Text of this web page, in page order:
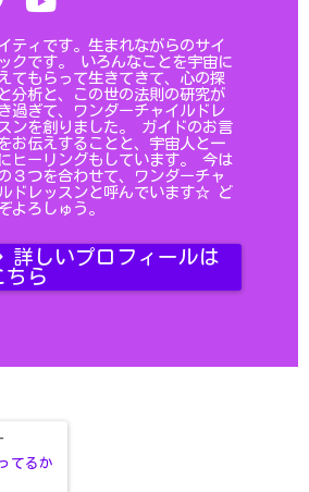
ティです。生まれながらのサイ
クです。 いろんなことを宇宙に
てもらって生きてきて、心の探
分析と、この世の法則の研究が
過ぎて、ワンダーチャイルドレ
ンを創りました。 ガイドのお言
お伝えすることと、宇宙人と一
ヒーリングもしています。 今は
３つを合わせて、ワンダーチャ
ドレッスンと呼んでいます☆ ど
よろしゅう。
詳しいプロフィールは
ちら
てるか